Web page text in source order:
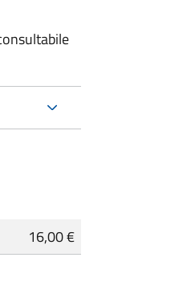
16,00 €